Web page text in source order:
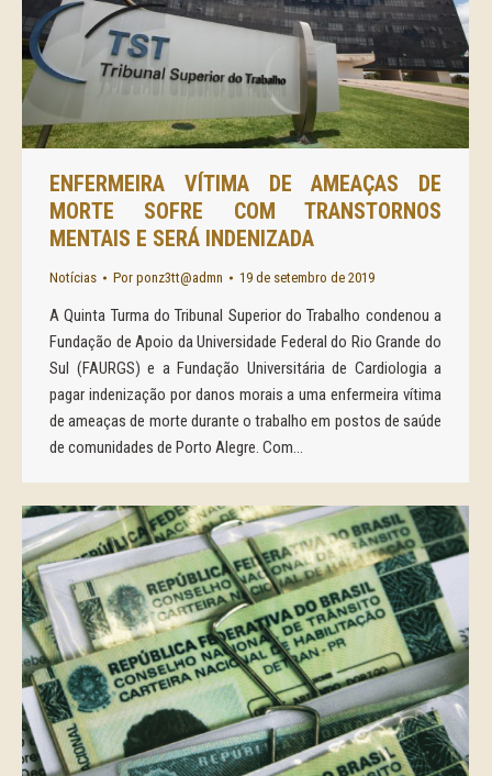
ENFERMEIRA VÍTIMA DE AMEAÇAS DE
MORTE SOFRE COM TRANSTORNOS
MENTAIS E SERÁ INDENIZADA
Notícias Por ponz3tt@admn 19 de setembro de 2019
A Quinta Turma do Tribunal Superior do Trabalho condenou a
Fundação de Apoio da Universidade Federal do Rio Grande do
Sul (FAURGS) e a Fundação Universitária de Cardiologia a
pagar indenização por danos morais a uma enfermeira vítima
de ameaças de morte durante o trabalho em postos de saúde
de comunidades de Porto Alegre. Com…